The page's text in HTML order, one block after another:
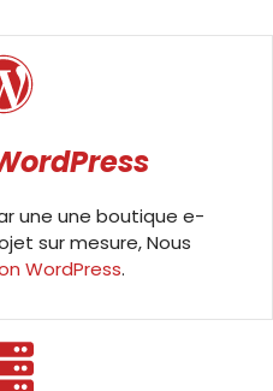
une une boutique e-
sur mesure, Nous
WordPress.